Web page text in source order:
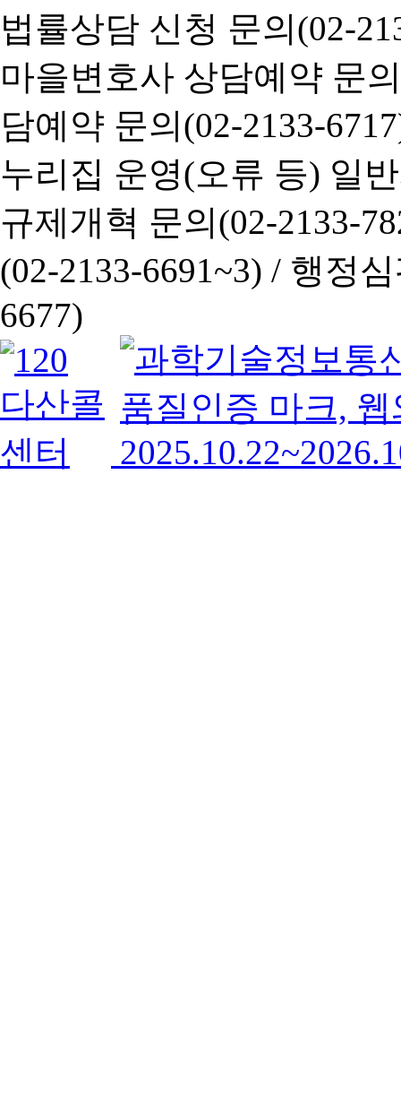
법률상담 신청 문의(02-
마을변호사 상담예약 문
담예약 문의(02-2133-
누리집 운영(오류 등) 일
규제개혁 문의(02-2133-
(02-2133-6691~3) / 행정심
6677)